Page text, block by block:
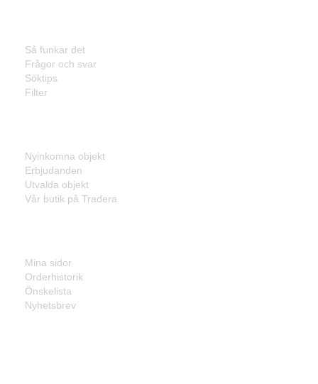
Så funkar det
Frågor och svar
Söktips
Filter
Nyinkomna objekt
Erbjudanden
Utvalda objekt
Vår butik på Tradera
Mina sidor
Orderhistorik
Önskelista
Nyhetsbrev